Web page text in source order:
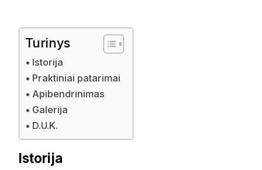
Turinys
Istorija
Praktiniai patarimai
Apibendrinimas
Galerija
D.U.K.
Istorija